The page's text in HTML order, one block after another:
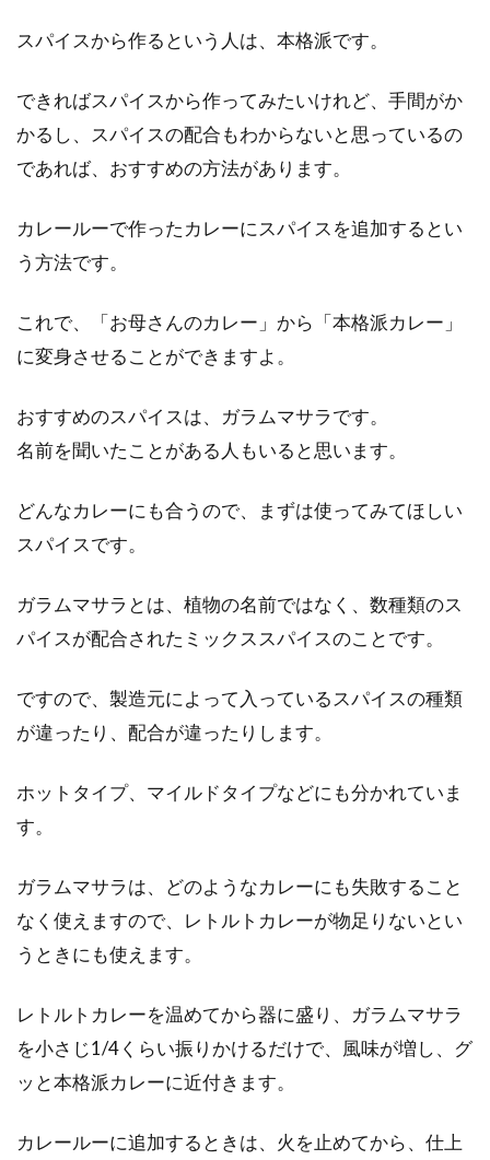
味噌作りで使う容器はプラスチッ
含まれる保存料や添加物が心配という方は、手
作り味噌だ...
ケーキを焼いちゃおう！
あなたが今使っている電子レンジは、オーブン
いる電子...
電子レンジで温めるだけの料理！よ
電子レンジで料理をすると、簡単でいつもより
も安い材料費や光熱費で作ることができます。
る！？代用甜麺醤の作り方
ン。特徴としては少し粘度があり、唐辛子色を
天然塩と精製塩とは？その違いと見
分け方のコツは！？
塩にこだわっている方も多いですね。塩は産地
ことをご...
スパイスから作るという人は、本格派です。
できればスパイスから作ってみたいけれど、手間がか
かるし、スパイスの配合もわからないと思っているの
であれば、おすすめの方法があります。
カレールーで作ったカレーにスパイスを追加するとい
う方法です。
これで、「お母さんのカレー」から「本格派カレー」
に変身させることができますよ。
おすすめのスパイスは、ガラムマサラです。
名前を聞いたことがある人もいると思います。
どんなカレーにも合うので、まずは使ってみてほしい
スパイスです。
ガラムマサラとは、植物の名前ではなく、数種類のス
パイスが配合されたミックススパイスのことです。
ですので、製造元によって入っているスパイスの種類
が違ったり、配合が違ったりします。
ホットタイプ、マイルドタイプなどにも分かれていま
す。
ガラムマサラは、どのようなカレーにも失敗すること
なく使えますので、レトルトカレーが物足りないとい
うときにも使えます。
レトルトカレーを温めてから器に盛り、ガラムマサラ
を小さじ1/4くらい振りかけるだけで、風味が増し、グ
ッと本格派カレーに近付きます。
カレールーに追加するときは、火を止めてから、仕上